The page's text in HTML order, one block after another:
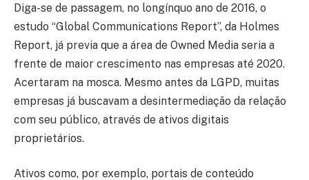
Diga-se de passagem, no longínquo ano de 2016, o
estudo “Global Communications Report”, da Holmes
Report, já previa que a área de Owned Media seria a
frente de maior crescimento nas empresas até 2020.
Acertaram na mosca. Mesmo antes da LGPD, muitas
empresas já buscavam a desintermediação da relação
com seu público, através de ativos digitais
proprietários.
Ativos como, por exemplo, portais de conteúdo